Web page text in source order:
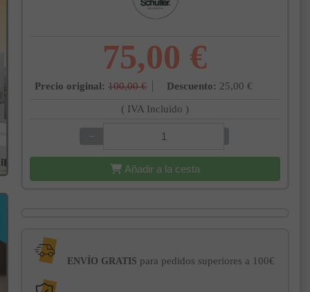
75,00 €
Precio original: 100,00 € Descuento: 25,00 €
( IVA Incluido )
−
Añadir a la cesta
ENVÍO GRATIS para pedidos superiores a 100€